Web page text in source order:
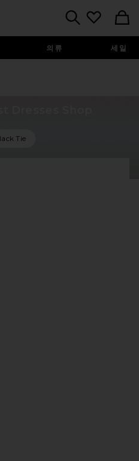
의류 세일
Tie
맥시원피스